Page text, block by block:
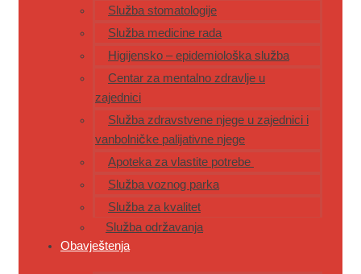
Služba stomatologije
Služba medicine rada
Higijensko – epidemiološka služba
Centar za mentalno zdravlje u
zajednici
Služba zdravstvene njege u zajednici i
vanbolničke palijativne njege
Apoteka za vlastite potrebe
Služba voznog parka
Služba za kvalitet
Služba održavanja
Obavještenja